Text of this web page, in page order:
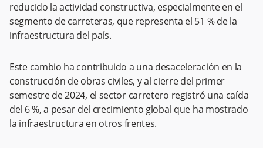
reducido la actividad constructiva, especialmente en el
segmento de carreteras, que representa el 51 % de la
infraestructura del país.
Este cambio ha contribuido a una desaceleración en la
construcción de obras civiles, y al cierre del primer
semestre de 2024, el sector carretero registró una caída
del 6 %, a pesar del crecimiento global que ha mostrado
la infraestructura en otros frentes.